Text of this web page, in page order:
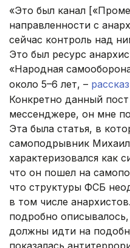
«Это был канал
направленности с
сейчас контроль над
Это был ресурс
«Народная
около 5–6 лет, –
Конкретно данный
мессенджере, он мне
Эта была статья, в
самоподрывник
характеризовался как
что он пошел на
что структуры ФСБ
в том числе
подробно
должны идти на